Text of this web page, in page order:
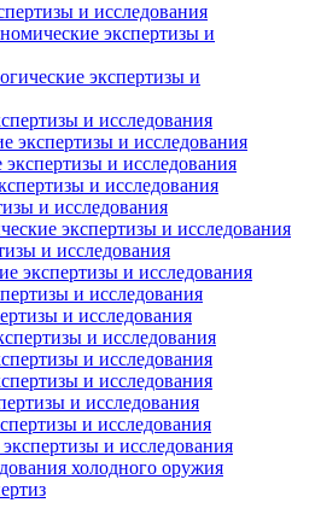
и исследования
экспертизы и
экспертизы и
и исследования
экспертизы и исследования
экспертизы и исследования
и исследования
и исследования
экспертизы и исследования
и исследования
экспертизы и исследования
и исследования
и исследования
и исследования
и исследования
и исследования
и исследования
и исследования
и исследования
холодного оружия